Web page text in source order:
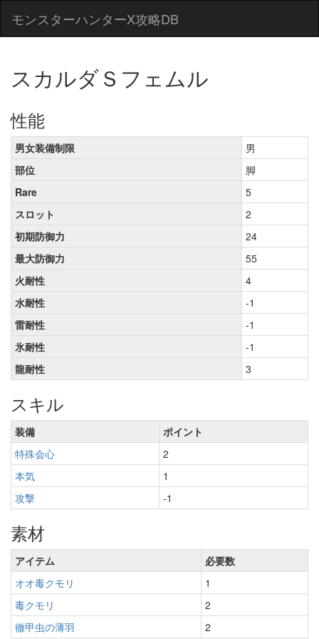
モンスターハンターX攻略DB
スカルダＳフェムル
性能
男女装備制限
男
部位
脚
Rare
5
スロット
2
初期防御力
24
最大防御力
55
火耐性
4
水耐性
-1
雷耐性
-1
氷耐性
-1
龍耐性
3
スキル
装備
ポイント
特殊会心
2
本気
1
攻撃
-1
素材
アイテム
必要数
オオ毒クモリ
1
毒クモリ
2
徹甲虫の薄羽
2